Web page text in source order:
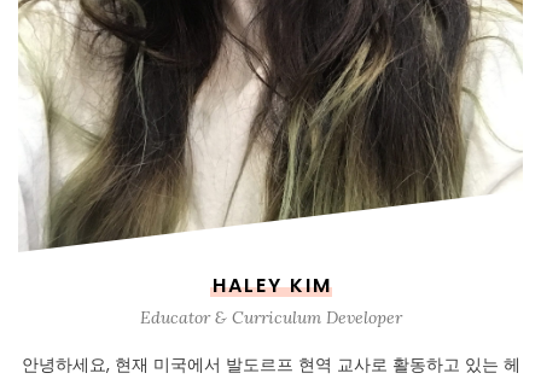
HALEY KIM
Educator & Curriculum Developer
안녕하세요, 현재 미국에서 발도르프 현역 교사로 활동하고 있는 헤